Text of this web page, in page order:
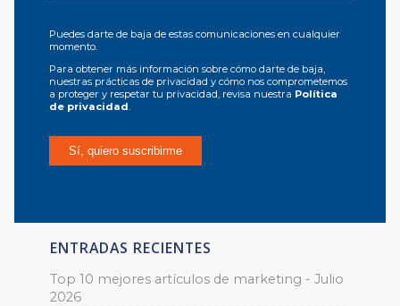
Puedes darte de baja de estas comunicaciones en cualquier
momento.
Para obtener más información sobre cómo darte de baja,
nuestras prácticas de privacidad y cómo nos comprometemos
a proteger y respetar tu privacidad, revisa nuestra Política
de privacidad.
ENTRADAS RECIENTES
Top 10 mejores artículos de marketing - Julio
2026